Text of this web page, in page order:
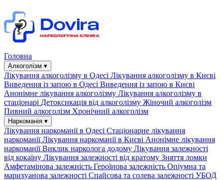
Головна
Алкоголізм ▾
Лікування алкоголізму в Одесі Лікування алкоголізму в Києві
Виведення із запою в Одесі Виведення із запою в Києві
Анонімне лікування алкоголізму Лікування алкоголізму в
стаціонарі Детоксикація від алкоголізму Жіночий алкоголізм
Пивний алкоголізм Хронічний алкоголізм
Наркоманія ▾
Лікування наркоманії в Одесі Стаціонарне лікування
наркоманіїЛікування наркоманії в Києві Анонімне лікування
наркоманіїВиклик нарколога додому Лікування залежності
від кокаїну Лікування залежності від кратому Зняття ломки
Амфетамінова залежність Героїнова залежність Опіумна та
марихуанова залежності Спайсова та солева залежності УБОД